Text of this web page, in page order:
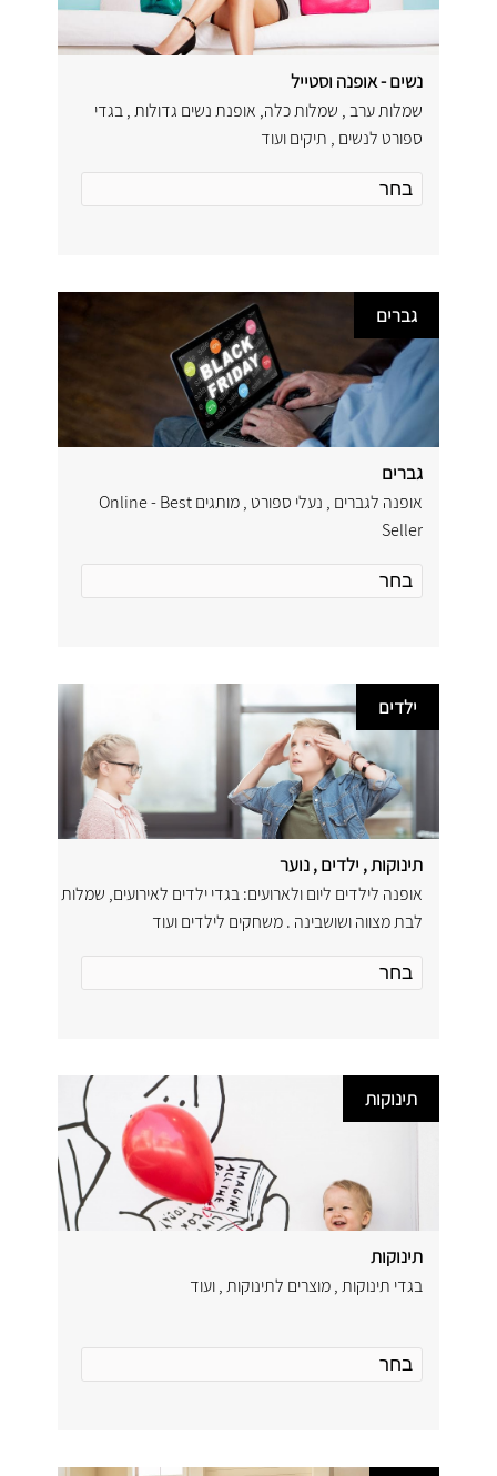
נשים - אופנה וסטייל
שמלות ערב , שמלות כלה, אופנת נשים גדולות , בגדי
ספורט לנשים , תיקים ועוד
גברים
גברים
אופנה לגברים , נעלי ספורט , מותגים Online - Best
Seller
ילדים
תינוקות , ילדים , נוער
אופנה לילדים ליום ולארועים: בגדי ילדים לאירועים, שמלות
לבת מצווה ושושבינה . משחקים לילדים ועוד
תינוקות
תינוקות
בגדי תינוקות , מוצרים לתינוקות , ועוד